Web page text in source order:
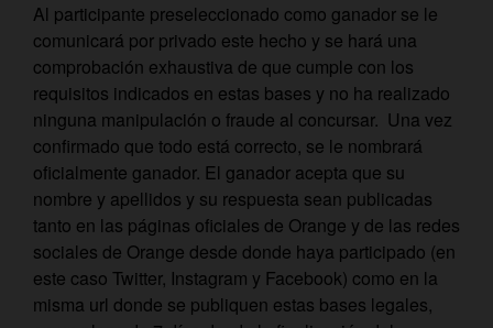
Al participante preseleccionado como ganador se le
comunicará por privado este hecho y se hará una
comprobación exhaustiva de que cumple con los
requisitos indicados en estas bases y no ha realizado
ninguna manipulación o fraude al concursar. Una vez
confirmado que todo está correcto, se le nombrará
oficialmente ganador. El ganador acepta que su
nombre y apellidos y su respuesta sean publicadas
tanto en las páginas oficiales de Orange y de las redes
sociales de Orange desde donde haya participado (en
este caso Twitter, Instagram y Facebook) como en la
misma url donde se publiquen estas bases legales,